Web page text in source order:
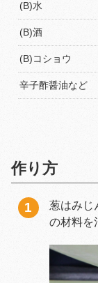
(B)水
(B)酒
(B)コショウ
辛子酢醤油など
作り方
葱はみじ
の材料を